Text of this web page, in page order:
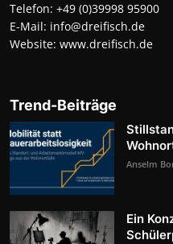
Telefon: +49 (0)39998 95900
E-Mail: info@dreifisch.de
Website: www.dreifisch.de
Trend-Beiträge
Anselm
Ein